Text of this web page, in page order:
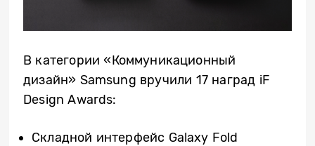
В категории «Коммуникационный
дизайн» Samsung вручили 17 наград iF
Design Awards:
Складной интерфейс Galaxy Fold